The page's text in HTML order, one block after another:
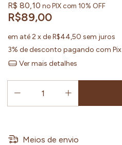
R$ 80,10 no PIX com 10% OFF
R$89,00
em até2 x deR$44,50 sem juros
3% de desconto pagando com Pix
Ver mais detalhes
Meios de envio